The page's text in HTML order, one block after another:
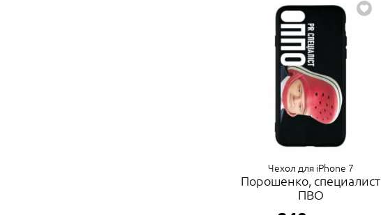
Чехол для iPhone 7
Порошенко, специалист
ПВО